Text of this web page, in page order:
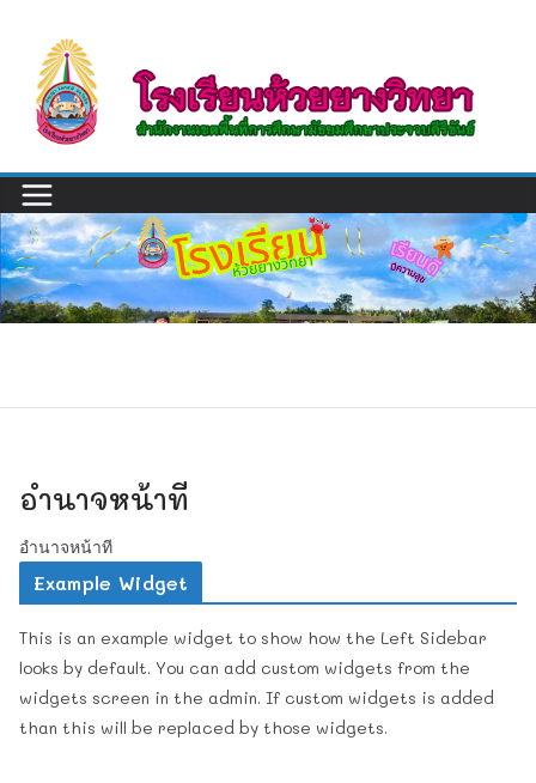
content
อํานาจหน้าที
อํานาจหน้าที
Example Widget
This is an example widget to show how the Left Sidebar
looks by default. You can add custom widgets from the
widgets screen in the admin. If custom widgets is added
than this will be replaced by those widgets.